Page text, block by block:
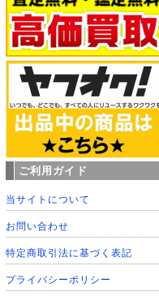
ご利用ガイド
当サイトについて
お問い合わせ
特定商取引法に基づく表記
プライバシーポリシー